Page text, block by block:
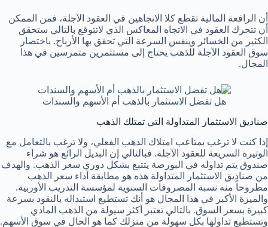
أن الرافعة المالية تقطع كلا الاتجاهين في العقود الآجلة، فمن الممكن
أن تتحرك العقود في الاتجاه المعاكس الذي لاتتوقع بالتالي ستحقق
الكثير من الخسائر وينفس السرعة التي تحقق بها الأرباح. باختصار
سوق العقود الآجلة للذهب يحتاج إلى مستثمرين متمرسين في هذا
المجال.
هل تفضل الاستثمار بالذهب أم الأسهم والسندات
صناديق الاستثمار المتداولة التي تمتلك الذهب
إذا كنت لا ترغب بمتاعب امتلاك الذهب الفعلي، ولا ترغب بالتعامل مع
الوتيرة السريعة للعقود الآجلة. فبالتالي إن البديل الرائع هو شراء
صندوق يتم تداوله في البورصة يتتبع بشكل دوري سعر الذهب. والهدف
من صناديق الاستثمار المتداولة هذه هو مطابقة أداء سعر الذهب
مطروحاً منه نسبة المصروفات السنوية لمؤسسة التدريب الأوربية.
والميزة الأكبر في هذا المجال هو أنك تستطيع استبداله بالنقود بسرعة
كبيرة بسعر السوق. بالتالي تعتبر أكثر سيولة من الذهب المادي
وتستطيع تداولها بكل سهولة من منزلك كما هو الحال في سوق الأسهم.